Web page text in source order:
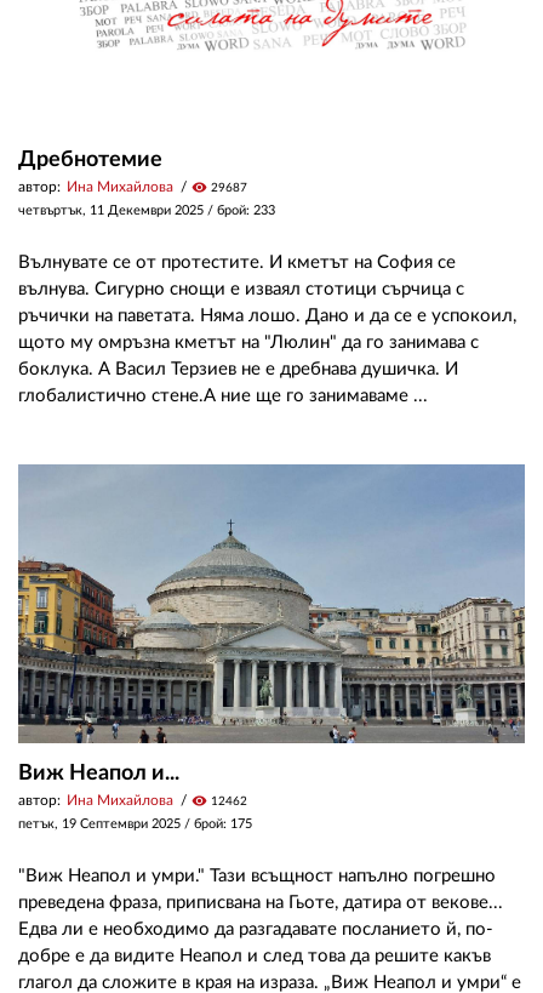
Дребнотемие
автор: Ина Михайлова visibility 29687
четвъртък, 11 Декември 2025 / брой: 233
Вълнувате се от протестите. И кметът на София се
вълнува. Сигурно снощи е изваял стотици сърчица с
ръчички на паветата. Няма лошо. Дано и да се е успокоил,
щото му омръзна кметът на "Люлин" да го занимава с
боклука. А Васил Терзиев не е дребнава душичка. И
глобалистично стене.А ние ще го занимаваме ...
Виж Неапол и...
автор: Ина Михайлова visibility 12462
петък, 19 Септември 2025 / брой: 175
"Виж Неапол и умри." Тази всъщност напълно погрешно
преведена фраза, приписвана на Гьоте, датира от векове...
Едва ли е необходимо да разгадавате посланието й, по-
добре е да видите Неапол и след това да решите какъв
глагол да сложите в края на израза. „Виж Неапол и умри“ е